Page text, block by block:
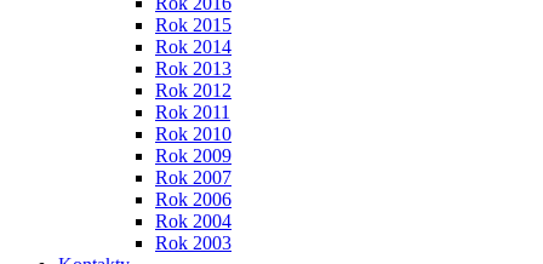
Rok 2015
Rok 2014
Rok 2013
Rok 2012
Rok 2011
Rok 2010
Rok 2009
Rok 2007
Rok 2006
Rok 2004
Rok 2003